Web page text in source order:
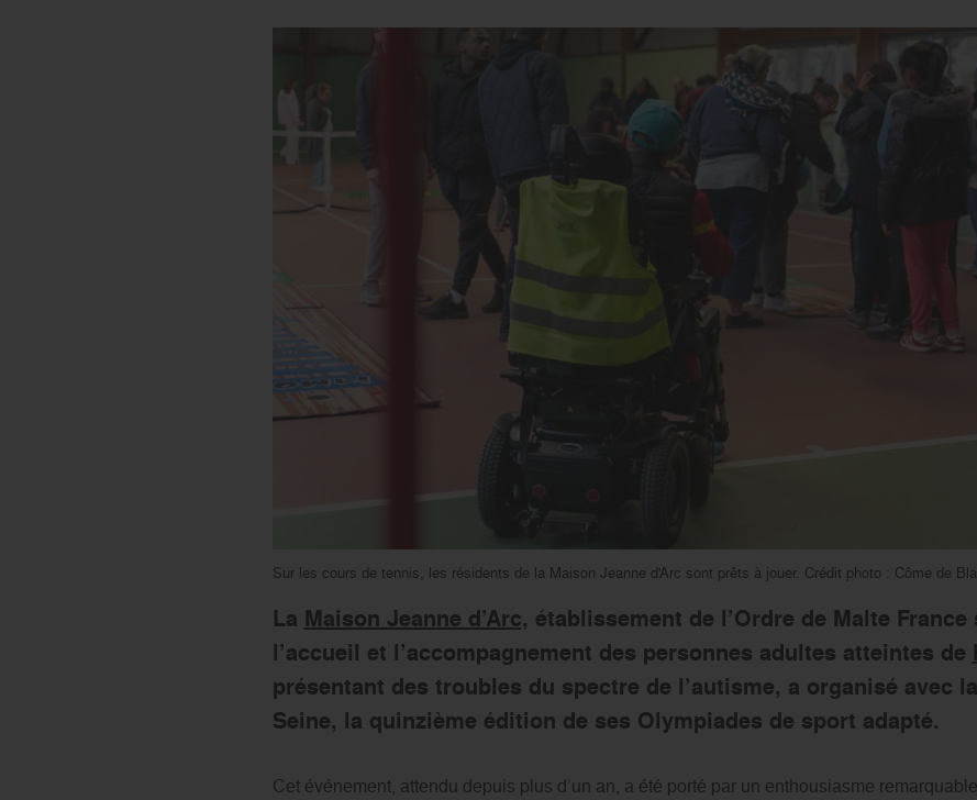
Sur les cours de tennis, les résidents de la Maison Jeanne d'Arc sont prêts à jouer. Crédit photo : Côme de
La Maison Jeanne d’Arc, établissement de l’Ordre de Malte
l’accueil et l’accompagnement des personnes adultes atteintes de
présentant des troubles du spectre de l’autisme, a organisé avec
Seine, la quinzième édition de ses Olympiades de sport adapté.
Cet événement, attendu depuis plus d’un an, a été porté par un enthousiasme